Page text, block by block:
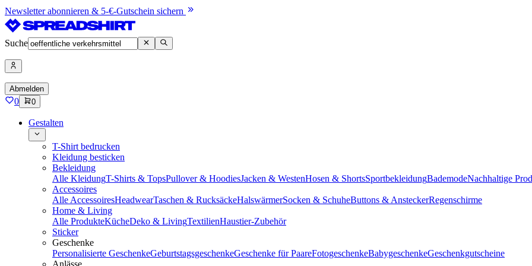
Newsletter abonnieren & 5-€-Gutschein sichern
Suche
Abmelden
0 0
Gestalten
T-Shirt bedrucken
Kleidung besticken
Bekleidung
Alle KleidungT-Shirts & TopsPullover & HoodiesJacken & WestenHosen & ShortsSportbekleidungBademodeNachhaltige
Accessoires
Alle AccessoiresHeadwearTaschen & RucksäckeHalswärmerSocken & SchuheButtons & AnsteckerRegenschirme
Home & Living
Alle ProdukteKücheDeko & LivingTextilienHaustier-Zubehör
Sticker
Geschenke
Personalisierte GeschenkeGeburtstagsgeschenkeGeschenke für PaareFotogeschenkeBabygeschenkeGeschenkgutscheine